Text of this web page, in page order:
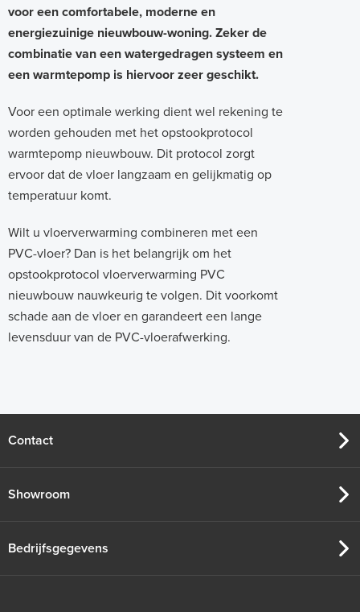
voor een comfortabele, moderne en
energiezuinige nieuwbouw-woning. Zeker de
combinatie van een watergedragen systeem en
een warmtepomp is hiervoor zeer geschikt.
Voor een optimale werking dient wel rekening te
worden gehouden met het opstookprotocol
warmtepomp nieuwbouw. Dit protocol zorgt
ervoor dat de vloer langzaam en gelijkmatig op
temperatuur komt.
Wilt u vloerverwarming combineren met een
PVC-vloer? Dan is het belangrijk om het
opstookprotocol vloerverwarming PVC
nieuwbouw nauwkeurig te volgen. Dit voorkomt
schade aan de vloer en garandeert een lange
levensduur van de PVC-vloerafwerking.
Contact
Showroom
Bedrijfsgegevens